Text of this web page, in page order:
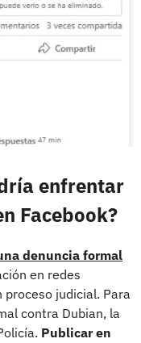
enfrentar
Facebook?
denuncia formal
en redes
proceso judicial. Para
contra Dubian, la
Publicar en